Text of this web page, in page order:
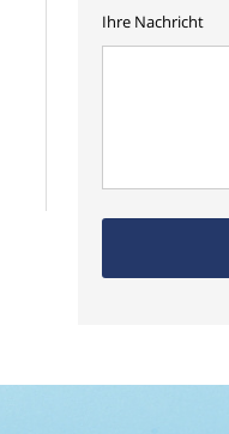
Ihre Nachricht